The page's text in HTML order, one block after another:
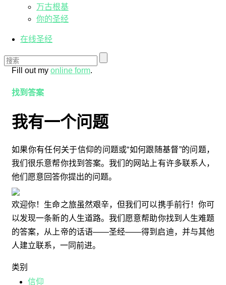
万古根基
你的圣经
在线圣经
Fill out my online form.
找到答案
我有一个问题
如果你有任何关于信仰的问题或“如何跟随基督”的问题，
我们很乐意帮你找到答案。我们的网站上有许多联系人，
他们愿意回答你提出的问题。
欢迎你！生命之旅虽然艰辛，但我们可以携手前行！你可
以发现一条新的人生道路。我们愿意帮助你找到人生难题
的答案，从上帝的话语——圣经——得到启迪，并与其他
人建立联系，一同前进。
类别
信仰